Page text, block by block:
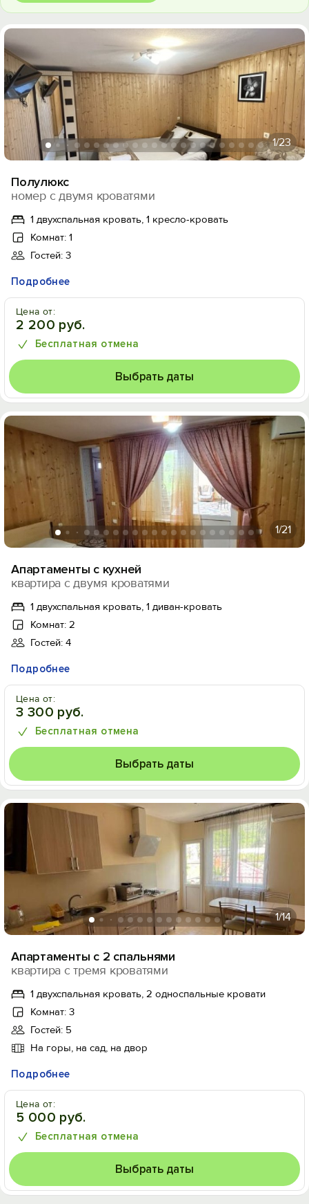
1/23
Полулюкс
номер с двумя кроватями
1 двухспальная кровать, 1 кресло-кровать
Комнат: 1
Гостей: 3
Подробнее
Цена от:
2 200 руб.
Бесплатная отмена
Выбрать даты
1/21
Апартаменты с кухней
квартира с двумя кроватями
1 двухспальная кровать, 1 диван-кровать
Комнат: 2
Гостей: 4
Подробнее
Цена от:
3 300 руб.
Бесплатная отмена
Выбрать даты
1/14
Апартаменты с 2 спальнями
квартира с тремя кроватями
1 двухспальная кровать, 2 односпальные кровати
Комнат: 3
Гостей: 5
На горы, на сад, на двор
Подробнее
Цена от:
5 000 руб.
Бесплатная отмена
Выбрать даты